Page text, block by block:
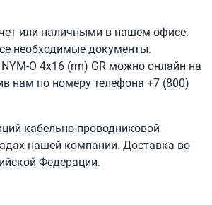
или наличными в нашем офисе.
необходимые документы.
NYM-O 4x16 (rm) GR можно онлайн на
нам по номеру телефона +7 (800)
кабельно-проводниковой
нашей компании. Доставка во
Федерации.